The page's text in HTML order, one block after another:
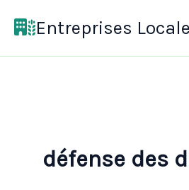
Entreprises
défense des